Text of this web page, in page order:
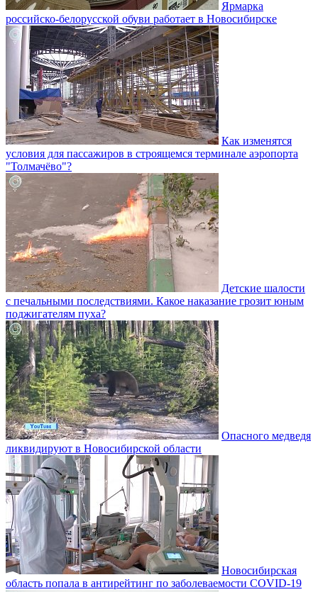
Ярмарка
российско-белорусской обуви работает в Новосибирске
Как изменятся
условия для пассажиров в строящемся терминале аэропорта
"Толмачёво"?
Детские шалости
с печальными последствиями. Какое наказание грозит юным
поджигателям пуха?
Опасного медведя
ликвидируют в Новосибирской области
Новосибирская
область попала в антирейтинг по заболеваемости COVID-19